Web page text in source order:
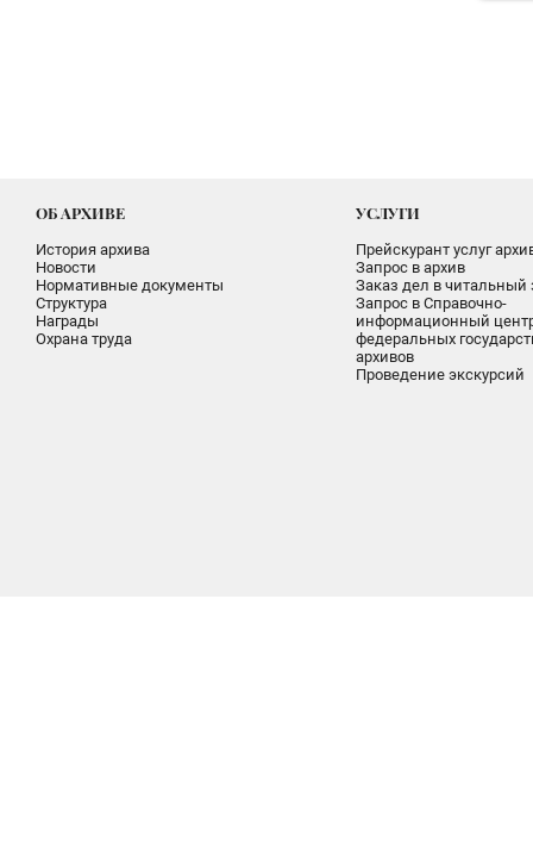
ОБ АРХИВЕ
История архива
Новости
Нормативные документы
Структура
Награды
Охрана труда
УСЛУГИ
Прейскурант услуг
Запрос в архив
Заказ дел в читальный
Запрос в Справочно-
информационный
федеральных
архивов
Проведение экскурсий